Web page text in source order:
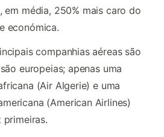
em média, 250% mais caro do
económica.
companhias aéreas são
europeias; apenas uma
(Air Algerie) e uma
(American Airlines)
primeiras.